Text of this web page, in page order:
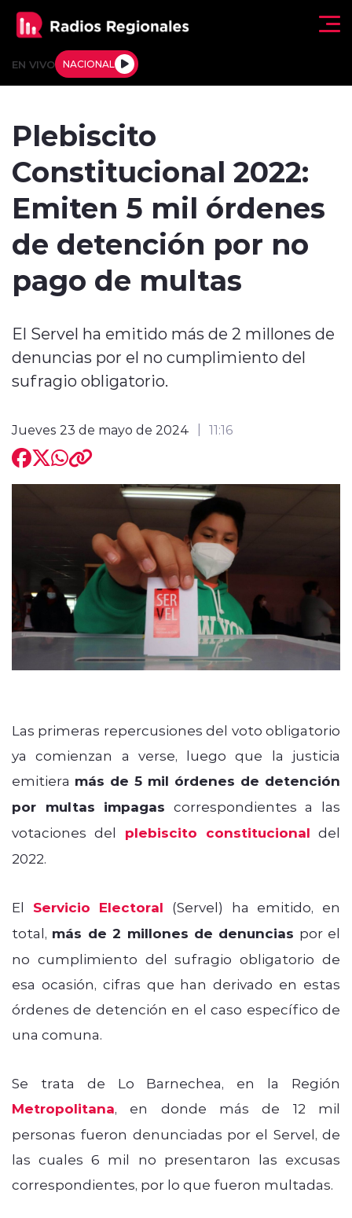
EN VIVO NACIONAL
Tendencias
Deportes
Internacional
Entrevistas
Plebiscito
Constitucional 2022:
Emiten 5 mil órdenes
de detención por no
pago de multas
El Servel ha emitido más de 2 millones de
denuncias por el no cumplimiento del
sufragio obligatorio.
Jueves 23 de mayo de 2024 11:16
Las primeras repercusiones del voto obligatorio
ya comienzan a verse, luego que la justicia
emitiera más de 5 mil órdenes de detención
por multas impagas correspondientes a las
votaciones del plebiscito constitucional del
2022.
El Servicio Electoral (Servel) ha emitido, en
total, más de 2 millones de denuncias por el
no cumplimiento del sufragio obligatorio de
esa ocasión, cifras que han derivado en estas
órdenes de detención en el caso específico de
una comuna.
Se trata de Lo Barnechea, en la Región
Metropolitana, en donde más de 12 mil
personas fueron denunciadas por el Servel, de
las cuales 6 mil no presentaron las excusas
correspondientes, por lo que fueron multadas.